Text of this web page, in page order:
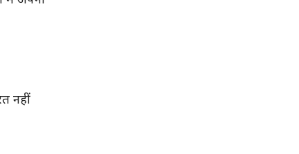
नहीं